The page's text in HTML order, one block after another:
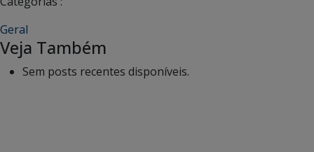
Geral
Veja Também
Sem posts recentes disponíveis.